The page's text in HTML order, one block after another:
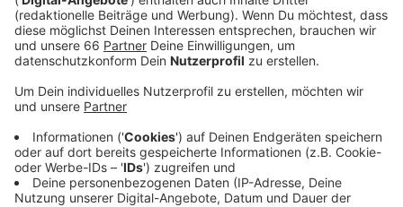
den Vormittag Schneefälle vorhergesagt hatte.
Veröffentlicht: Freitag, 20.01.2023 13:08
Anzeige
Die sind bisher ausgeblieben. Allerdings kann es am
Nachmittag möglicherweise schneien. Ein
Winterdienst-Sprecher sagte uns, die Prognose sei